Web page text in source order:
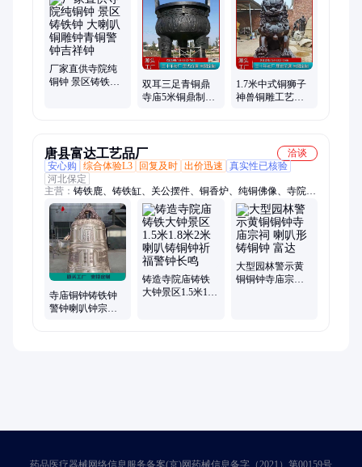
造、铜马安装、旧故宫铜、铜雕摆件、纯铜摆件、铜钟铸造、铜
牛雕塑、菩萨铜像、铸铜铜雕、铸铜人物、精密铜缸、景观雕
塑、动物雕塑
厂家直供寺院纯
铜钟 景区铸铁钟
双耳三足青铜鼎
寺庙5米铜鼎制作
1.7米中式铜狮子
神兽铜雕工艺品
唐县富达工艺品厂
洽谈
安心购
综合体验L3 回复及时 出价迅速
真实性已核验
河北保定
主营： 铸铁鹿、铸铁缸、关公摆件、铜香炉、纯铜佛像、寺院铜
铃铛挂件、人物雕塑、景观摆件、雕塑摆件
寺庙铜钟铸铁钟
警钟喇叭钟宗祠
铸造寺院庙铸铁
大钟景区1.5米1.8
大型园林警示黄
铜铜钟寺庙宗祠
药品医疗器械网络信息服务备案(京)网药械信息备字（2021）第00159号